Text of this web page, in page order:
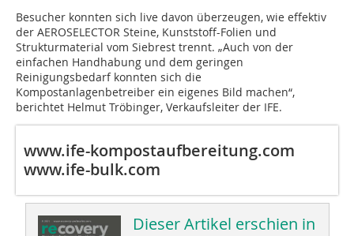
Besucher konnten sich live davon überzeugen, wie effektiv
der AEROSELECTOR Steine, Kunststoff-Folien und
Strukturmaterial vom Siebrest trennt. „Auch von der
einfachen Handhabung und dem geringen
Reinigungsbedarf konnten sich die
Kompostanlagenbetreiber ein eigenes Bild machen“,
berichtet Helmut Tröbinger, Verkaufsleiter der IFE.
www.ife-kompostaufbereitung.com
www.ife-bulk.com
Dieser Artikel erschien in